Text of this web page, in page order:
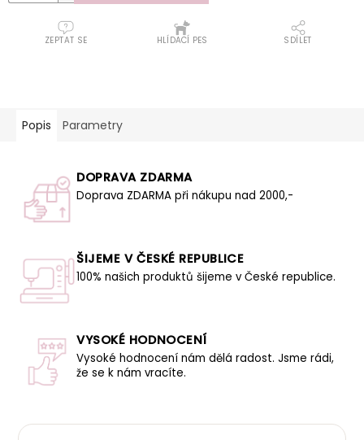
ZEPTAT SE HLÍDACÍ PES SDÍLET
Popis Parametry
DOPRAVA ZDARMA
Doprava ZDARMA při nákupu nad 2000,-
ŠIJEME V ČESKÉ REPUBLICE
100% našich produktů šijeme v České republice.
VYSOKÉ HODNOCENÍ
Vysoké hodnocení nám dělá radost. Jsme rádi,
že se k nám vracíte.